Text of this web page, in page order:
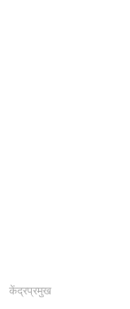
केंद्रप्रमुख